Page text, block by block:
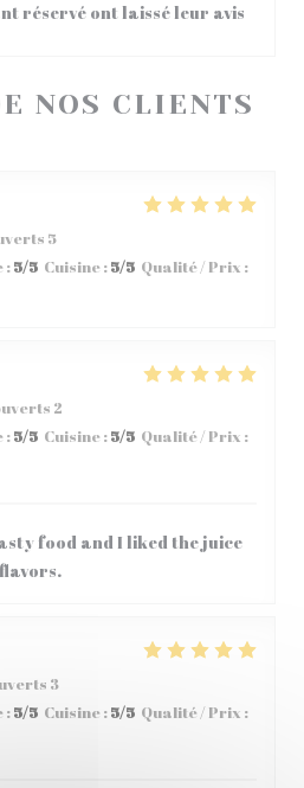
NOS CLIENTS
5
:5/5 Cuisine :5/5 Qualité / Prix :
2
:5/5 Cuisine :5/5 Qualité / Prix :
food and I liked the juice
3
:5/5 Cuisine :5/5 Qualité / Prix :
réservé ont laissé leur avis